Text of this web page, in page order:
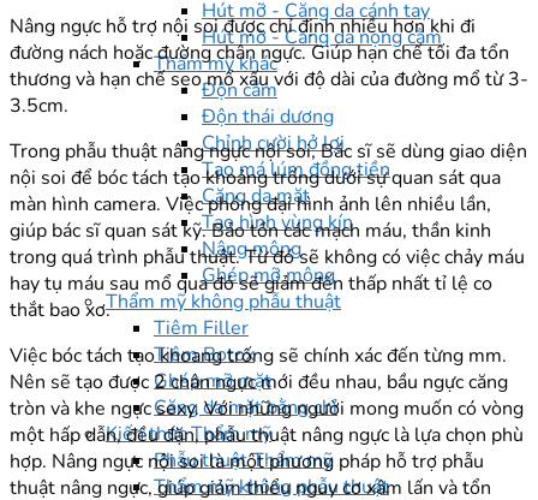
Hút mỡ - Căng da cánh tay
Hút mỡ - Căng da nọng cằm
Thẩm mỹ khác
Độn cằm
Độn thái dương
Chỉnh cười hở lợi
Tạo má lúm đồng tiền
Căng da mặt
Tạo hình vùng kín
Nâng mông
Ghép mỡ mông
Thẩm mỹ không phẫu thuật
Tiêm Filler
Tiêm Botox
Ghép mỡ mặt
Căng da mặt bằng chỉ
Kiến thức Thẩm mỹ
Phẫu thuật Thẩm mỹ
Thẩm mỹ không phẫu thuật
Nâng ngực hỗ trợ nội soi được chỉ định nhiều hơn khi đi
đường nách hoặc đường chân ngực. Giúp hạn chế tối đa tổn
thương và hạn chế sẹo mổ xấu với độ dài của đường mổ từ 3-
3.5cm.
Trong phẫu thuật nâng ngực nội soi, Bác sĩ sẽ dùng giao diện
nội soi để bóc tách tạo khoảng trống dưới sự quan sát qua
màn hình camera. Việc phóng đại hình ảnh lên nhiều lần,
giúp bác sĩ quan sát kỹ. Bảo tồn các mạch máu, thần kinh
trong quá trình phẫu thuật. Từ đó sẽ không có việc chảy máu
hay tụ máu sau mổ qua đó sẽ giảm đến thấp nhất tỉ lệ co
thắt bao xơ.
Việc bóc tách tạo khoang trống sẽ chính xác đến từng mm.
Nên sẽ tạo được 2 chân ngực mới đều nhau, bầu ngực căng
tròn và khe ngực sexy. Với những người mong muốn có vòng
một hấp dẫn, đều đặn, phẫu thuật nâng ngực là lựa chọn phù
hợp. Nâng ngực nội soi là một phương pháp hỗ trợ phẫu
thuật nâng ngực, giúp giảm thiểu nguy cơ xâm lấn và tổn